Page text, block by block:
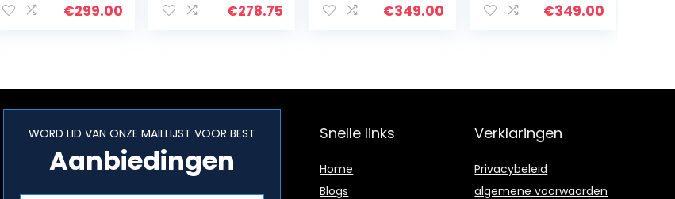
tegelijkertijd,
€299.00
dubbele
€278.75
Dierenharen,
€349.00
lange
€349.00
WORD LID VAN ONZE MAILLIJST VOOR BEST
Aanbiedingen
Snelle links
Home
Blogs
Verklaringen
Privacybeleid
algemene voorwaarden